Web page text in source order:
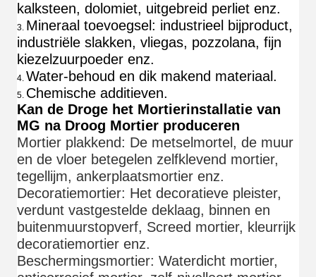
kalksteen, dolomiet, uitgebreid perliet enz.
3. Mineraal toevoegsel: industrieel bijproduct,
industriële slakken, vliegas, pozzolana, fijn
kiezelzuurpoeder enz.
4. Water-behoud en dik makend materiaal.
5. Chemische additieven.
Kan de Droge het Mortierinstallatie van
MG na Droog Mortier produceren
Mortier plakkend: De metselmortel, de muur
en de vloer betegelen zelfklevend mortier,
tegellijm, ankerplaatsmortier enz.
Decoratiemortier: Het decoratieve pleister,
verdunt vastgestelde deklaag, binnen en
buitenmuurstopverf, Screed mortier, kleurrijk
decoratiemortier enz.
Beschermingsmortier: Waterdicht mortier,